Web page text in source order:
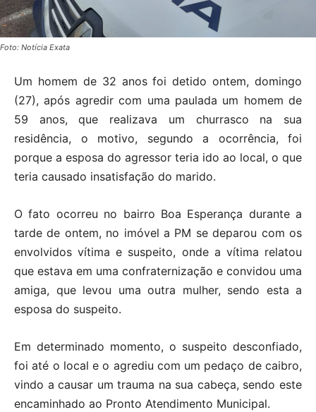
Foto: Notícia Exata
Um homem de 32 anos foi detido ontem, domingo
(27), após agredir com uma paulada um homem de
59 anos, que realizava um churrasco na sua
residência, o motivo, segundo a ocorrência, foi
porque a esposa do agressor teria ido ao local, o que
teria causado insatisfação do marido.
O fato ocorreu no bairro Boa Esperança durante a
tarde de ontem, no imóvel a PM se deparou com os
envolvidos vítima e suspeito, onde a vítima relatou
que estava em uma confraternização e convidou uma
amiga, que levou uma outra mulher, sendo esta a
esposa do suspeito.
Em determinado momento, o suspeito desconfiado,
foi até o local e o agrediu com um pedaço de caibro,
vindo a causar um trauma na sua cabeça, sendo este
encaminhado ao Pronto Atendimento Municipal.